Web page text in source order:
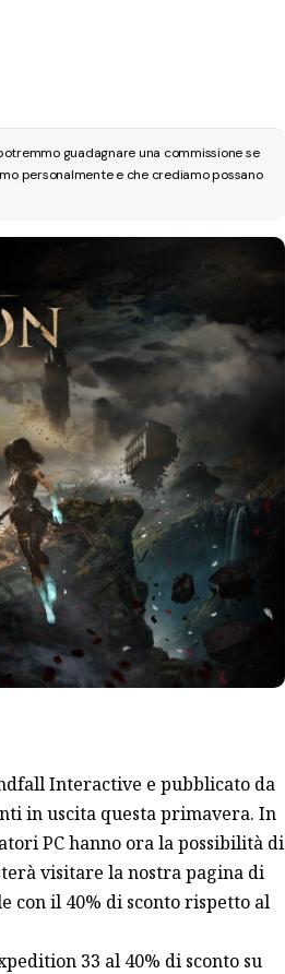
guadagnare una commissione se
personalmente e che crediamo possano
Interactive e pubblicato da
in uscita questa primavera. In
PC hanno ora la possibilità di
visitare la nostra pagina di
con il 40% di sconto rispetto al
33 al 40% di sconto su